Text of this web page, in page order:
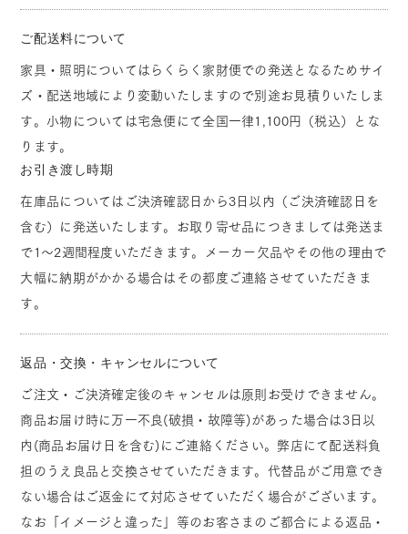
ご配送料について
家具・照明についてはらくらく家財便での発送となるためサイ
ズ・配送地域により変動いたしますので別途お見積りいたしま
す。小物については宅急便にて全国一律1,100円（税込）とな
ります。
お引き渡し時期
在庫品についてはご決済確認日から3日以内（ご決済確認日を
含む）に発送いたします。お取り寄せ品につきましては発送ま
で1～2週間程度いただきます。メーカー欠品やその他の理由で
大幅に納期がかかる場合はその都度ご連絡させていただきま
す。
返品・交換・キャンセルについて
ご注文・ご決済確定後のキャンセルは原則お受けできません。
商品お届け時に万一不良(破損・故障等)があった場合は3日以
内(商品お届け日を含む)にご連絡ください。弊店にて配送料負
担のうえ良品と交換させていただきます。代替品がご用意でき
ない場合はご返金にて対応させていただく場合がございます。
なお「イメージと違った」等のお客さまのご都合による返品・